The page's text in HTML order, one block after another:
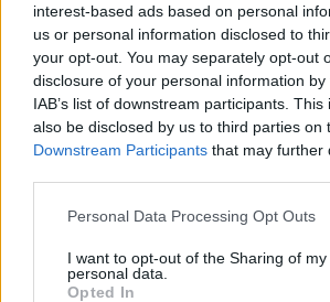
interest-based ads based on personal
us or personal information disclosed to
your opt-out. You may separately opt-out
disclosure of your personal information
IAB’s list of downstream participants.
also be disclosed by us to third parties on
Downstream Participants that may further
Personal Data Processing Opt Outs
I want to opt-out of the Sharing of my
personal data.
Opted In
Magyar
rovására
román útügy
BÉEL
Futnának a háromszékiek,
3000 eurót kellene
Országos Útügyi és
társaságnak.